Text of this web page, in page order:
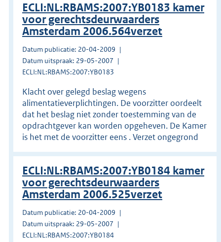
ECLI:NL:RBAMS:2007:YB0183 kamer
voor gerechtsdeurwaarders
Amsterdam 2006.564verzet
Datum publicatie: 20-04-2009
Datum uitspraak: 29-05-2007
ECLI:NL:RBAMS:2007:YB0183
Klacht over gelegd beslag wegens
alimentatieverplichtingen. De voorzitter oordeelt
dat het beslag niet zonder toestemming van de
opdrachtgever kan worden opgeheven. De Kamer
is het met de voorzitter eens . Verzet ongegrond
ECLI:NL:RBAMS:2007:YB0184 kamer
voor gerechtsdeurwaarders
Amsterdam 2006.525verzet
Datum publicatie: 20-04-2009
Datum uitspraak: 29-05-2007
ECLI:NL:RBAMS:2007:YB0184